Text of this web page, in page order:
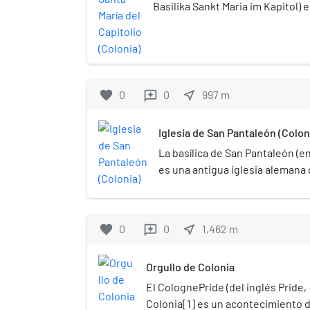
Basilika Sankt Maria im Kapitol)
favorite 0 reviews 0 near_me 997 m
Iglesia de San Pantaleón
La basílica de San Pantaleón
es una antigua iglesia alemana
cuya construcción se remonta
románicas puestas bajo la
iglesias románicas de Colonia).
a san Pantaleón, así como a los
Pantaleón es la forma latina
favorite 0 reviews 0 near_me 1,462 m
Orgullo de Colonia
El ColognePride (del inglés
Colonia[1]​ es un acontecimiento